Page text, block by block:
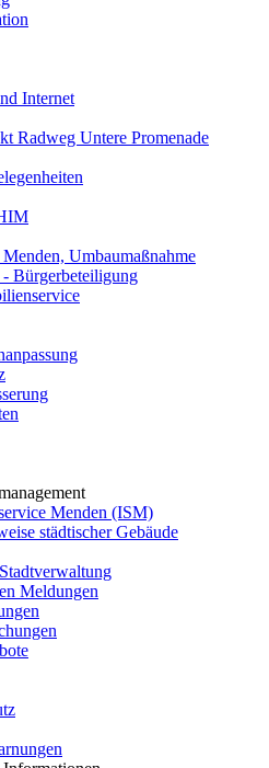
Internet
Radweg Untere Promenade
Umbaumaßnahme
- Bürgerbeteiligung
Menden (ISM)
städtischer Gebäude
Meldungen